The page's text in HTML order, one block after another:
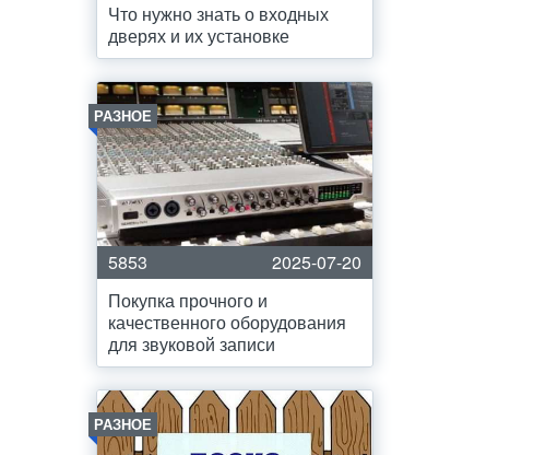
Что нужно знать о входных
дверях и их установке
РАЗНОЕ
5853
2025-07-20
Покупка прочного и
качественного оборудования
для звуковой записи
РАЗНОЕ